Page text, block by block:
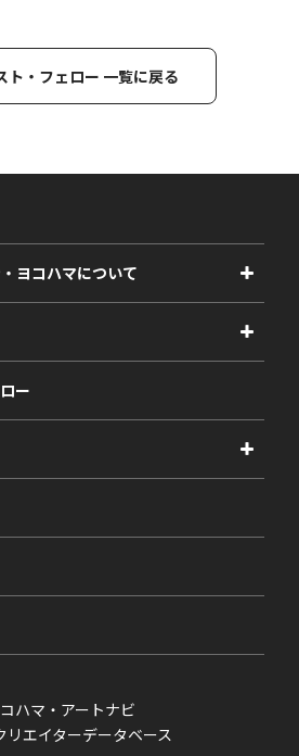
ト・フェロー 一覧に戻る
ヨコハマについて
ー
究
ハマ・アートナビ
リエイターデータベース